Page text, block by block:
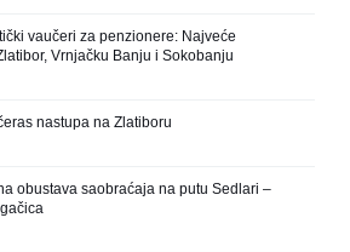
vaučeri za penzionere: Najveće
Vrnjačku Banju i Sokobanju
nastupa na Zlatiboru
obustava saobraćaja na putu Sedlari –